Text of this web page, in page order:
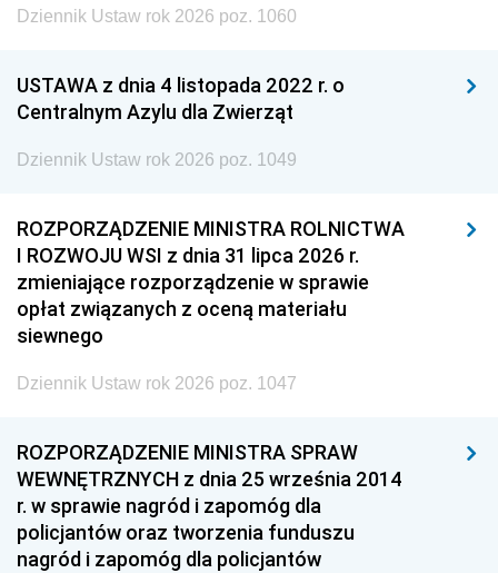
Dziennik Ustaw rok 2026 poz. 1060
USTAWA z dnia 4 listopada 2022 r. o
Centralnym Azylu dla Zwierząt
Dziennik Ustaw rok 2026 poz. 1049
ROZPORZĄDZENIE MINISTRA ROLNICTWA
I ROZWOJU WSI z dnia 31 lipca 2026 r.
zmieniające rozporządzenie w sprawie
opłat związanych z oceną materiału
siewnego
Dziennik Ustaw rok 2026 poz. 1047
ROZPORZĄDZENIE MINISTRA SPRAW
WEWNĘTRZNYCH z dnia 25 września 2014
r. w sprawie nagród i zapomóg dla
policjantów oraz tworzenia funduszu
nagród i zapomóg dla policjantów